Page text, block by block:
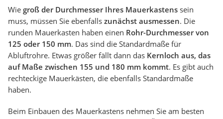
Wie groß der Durchmesser Ihres Mauerkastens sein
muss, müssen Sie ebenfalls zunächst ausmessen. Die
runden Mauerkasten haben einen Rohr-Durchmesser von
125 oder 150 mm. Das sind die Standardmaße für
Abluftrohre. Etwas größer fällt dann das Kernloch aus, das
auf Maße zwischen 155 und 180 mm kommt. Es gibt auch
rechteckige Mauerkästen, die ebenfalls Standardmaße
haben.
Beim Einbauen des Mauerkastens nehmen Sie am besten